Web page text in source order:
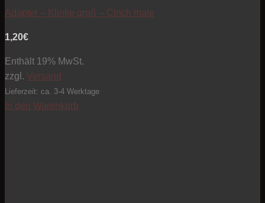
Adapter – Klinke groß – Cinch male
1,20€
Enthält 19% MwSt.
zzgl. Versand
Lieferzeit: ca. 3-4 Werktage
In den Warenkorb